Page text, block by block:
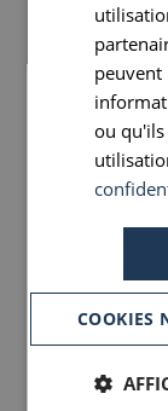
peuvent
ou
COOKIES